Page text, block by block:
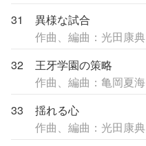
31
異様な試合
作曲、編曲：光田康典
32
王牙学園の策略
作曲、編曲：亀岡夏海
33
揺れる心
作曲、編曲：光田康典